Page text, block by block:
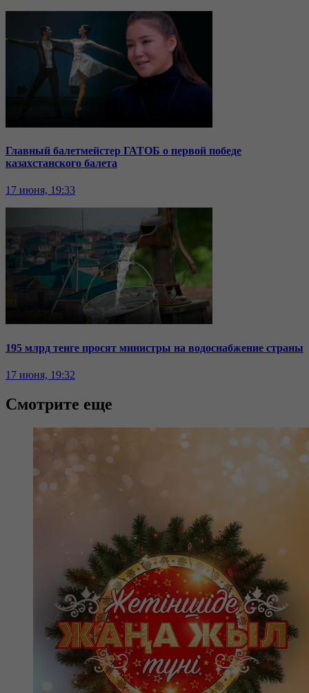
Главный балетмейстер ГАТОБ о первой победе
казахстанского балета
17 июня, 19:33
195 млрд тенге просят министры на водоснабжение страны
17 июня, 19:32
Смотрите еще